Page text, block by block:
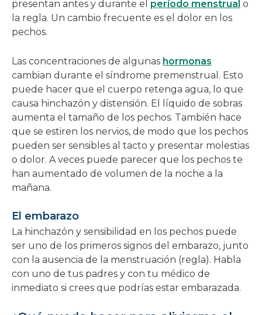
presentan antes y durante el período menstrual o
la regla. Un cambio frecuente es el dolor en los
pechos.
Las concentraciones de algunas hormonas
cambian durante el síndrome premenstrual. Esto
puede hacer que el cuerpo retenga agua, lo que
causa hinchazón y distensión. El líquido de sobras
aumenta el tamaño de los pechos. También hace
que se estiren los nervios, de modo que los pechos
pueden ser sensibles al tacto y presentar molestias
o dolor. A veces puede parecer que los pechos te
han aumentado de volumen de la noche a la
mañana.
El embarazo
La hinchazón y sensibilidad en los pechos puede
ser uno de los primeros signos del embarazo, junto
con la ausencia de la menstruación (regla). Habla
con uno de tus padres y con tu médico de
inmediato si crees que podrías estar embarazada.